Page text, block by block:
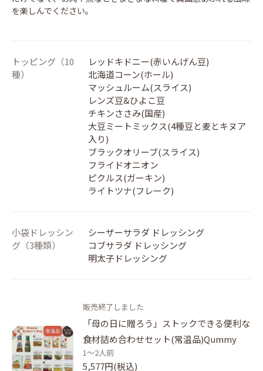
を楽しんでください。
トッピング（10
種）
レッドキドニー(赤いんげん豆)
北海道コーン(ホール)
マッシュルーム(スライス)
レンズ豆&ひよこ豆
チキンささみ(国産)
大豆ミートミックス(4種豆と麦とキヌア
入り)
ブラックオリーブ(スライス)
フライドオニオン
ピクルス(ガーキン)
ライトツナ(フレーク)
小袋ドレッシン
グ（3種類）
シーザーサラダ ドレッシング
コブサラダ ドレッシング
明太子ドレッシング
販売終了しました
「母の日に贈ろう」ストックできる便利な
食材詰め合わせセット(常温品)Qummy
1～2人前
5,577円(税込)